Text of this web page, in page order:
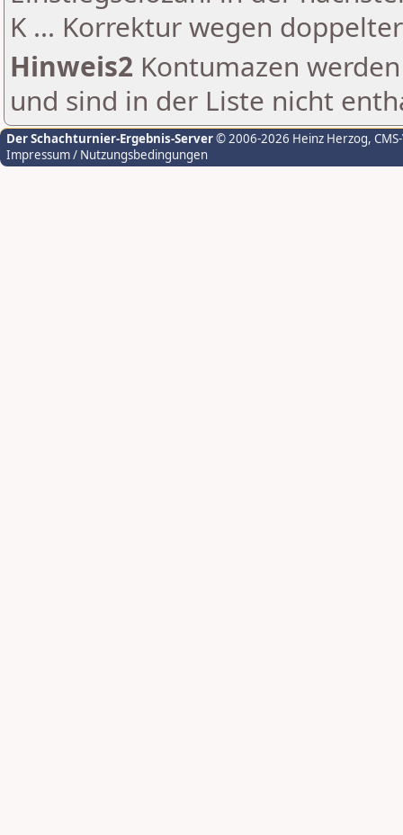
K ... Korrektur wegen
Hinweis2 Kontumazen
und sind in der Liste nicht
Der Schachturnier-Ergebnis-Server© 2006-2026 Heinz Herzog,
Impressum / Nutzungsbedingungen